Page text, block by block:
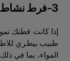
3-فرط نشاط الغدة الدرقية أو أمراض الكلى
إذا كانت قطتك
طبيب بيطري
المواء، بما في